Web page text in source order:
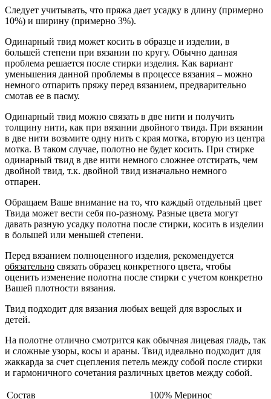
Следует учитывать, что пряжа дает усадку в длину (примерно
10%) и ширину (примерно 3%).
Одинарный твид может косить в образце и изделии, в
большей степени при вязании по кругу. Обычно данная
проблема решается после стирки изделия. Как вариант
уменьшения данной проблемы в процессе вязания – можно
немного отпарить пряжу перед вязанием, предварительно
смотав ее в пасму.
Одинарный твид можно связать в две нити и получить
толщину нити, как при вязании двойного твида. При вязании
в две нити возьмите одну нить с края мотка, вторую из центра
мотка. В таком случае, полотно не будет косить. При стирке
одинарный твид в две нити немного сложнее отстирать, чем
двойной твид, т.к. двойной твид изначально немного
отпарен.
Обращаем Ваше внимание на то, что каждый отдельный цвет
Твида может вести себя по-разному. Разные цвета могут
давать разную усадку полотна после стирки, косить в изделии
в большей или меньшей степени.
Перед вязанием полноценного изделия, рекомендуется
обязательно связать образец конкретного цвета, чтобы
оценить изменение полотна после стирки с учетом конкретно
Вашей плотности вязания.
Твид подходит для вязания любых вещей для взрослых и
детей.
На полотне отлично смотрится как обычная лицевая гладь, так
и сложные узоры, косы и араны. Твид идеально подходит для
жаккарда за счет сцепления петель между собой после стирки
и гармоничного сочетания различных цветов между собой.
Состав 100% Меринос